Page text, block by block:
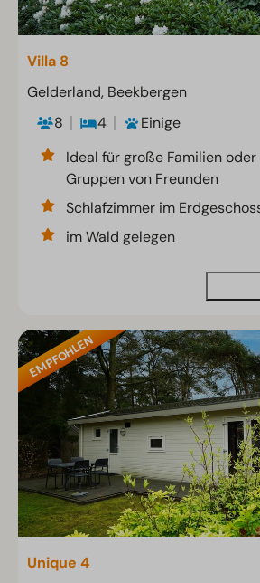
Villa 8
Gelderland, Beekbergen
8
4
Einige
Ideal für große Familien oder
Gruppen von Freunden
Schlafzimmer im
im Wald gelegen
EMPFOHLEN
Unique 4